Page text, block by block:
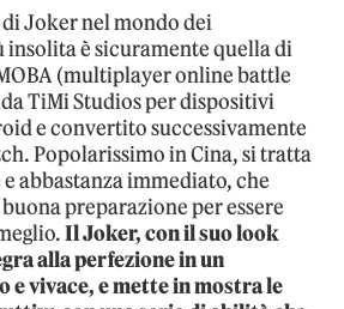
Joker nel mondo dei
è sicuramente quella di
(multiplayer online battle
TiMi Studios per dispositivi
e convertito successivamente
Popolarissimo in Cina, si tratta
abbastanza immediato, che
preparazione per essere
Il Joker, con il suo look
alla perfezione in un
e vivace, e mette in mostra le